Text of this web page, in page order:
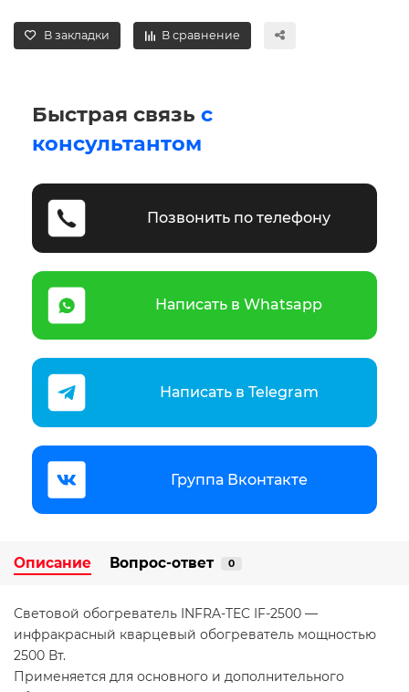
В закладки В сравнение
Быстрая связь с
консультантом
Позвонить по телефону
Написать в Whatsapp
Написать в Telegram
Группа Вконтакте
Описание Вопрос-ответ 0
Световой обогреватель INFRA-TEC IF-2500 —
инфракрасный кварцевый обогреватель мощностью
2500 Вт.
Применяется для основного и дополнительного